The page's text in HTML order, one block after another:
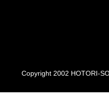
Copyright 2002 HOTORI-